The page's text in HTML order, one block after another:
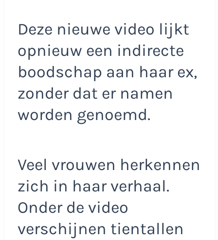
Deze nieuwe video lijkt
opnieuw een indirecte
boodschap aan haar ex,
zonder dat er namen
worden genoemd.
Veel vrouwen herkennen
zich in haar verhaal.
Onder de video
verschijnen tientallen